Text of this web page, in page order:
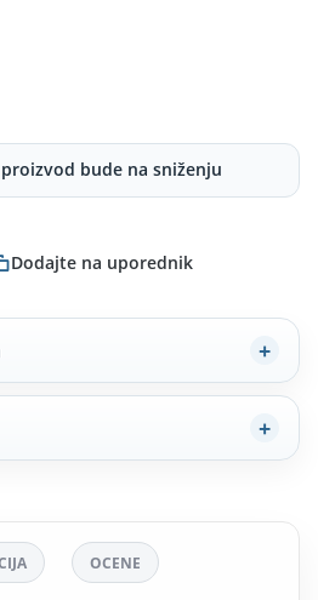
bude na sniženju
Dodajte na uporednik
OCENE